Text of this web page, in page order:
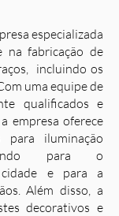
especializada
na fabricação de
incluindo os
uma equipe de
qualificados e
empresa oferece
para iluminação
para o
cidade e para a
Além disso, a
decorativos e